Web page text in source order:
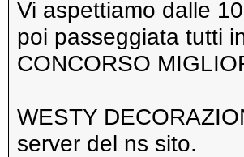
Vi aspettiamo dalle
poi passeggiata tutti
CONCORSO
WESTY
server del ns sito.